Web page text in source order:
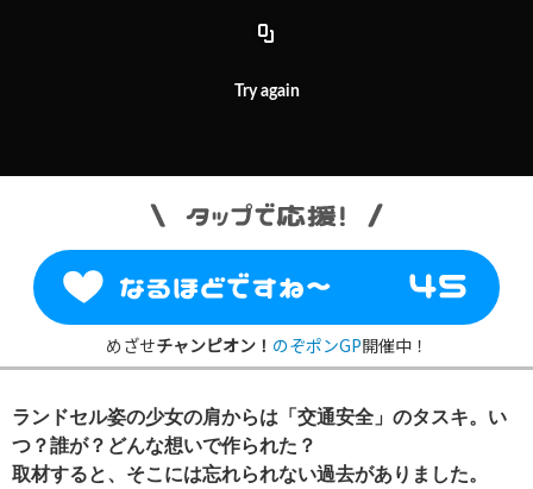
Try again
めざせチャンピオン！ のぞポンGP開催中！
ランドセル姿の少女の肩からは「交通安全」のタスキ。い
つ？誰が？どんな想いで作られた？
取材すると、そこには忘れられない過去がありました。